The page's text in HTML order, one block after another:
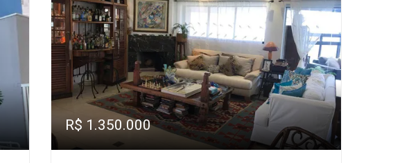
R$ 1.350.000